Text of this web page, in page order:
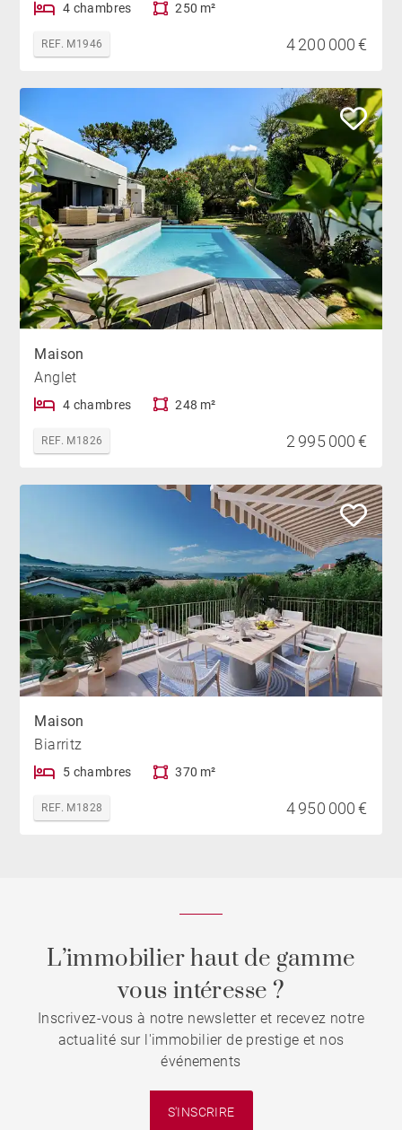
4 chambres 250 m²
REF. M1946 4 200 000 €
Maison
Anglet
4 chambres 248 m²
REF. M1826 2 995 000 €
Maison
Biarritz
5 chambres 370 m²
REF. M1828 4 950 000 €
L’immobilier haut de gamme
vous intéresse ?
Inscrivez-vous à notre newsletter et recevez notre
actualité sur l'immobilier de prestige et nos
événements
S'INSCRIRE